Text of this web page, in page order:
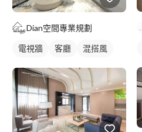
Dian空間專業規劃
電視牆 客廳 混搭風